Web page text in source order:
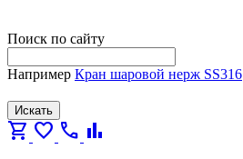
Поиск по сайту
Например Кран шаровой нерж SS316
Искать
shopping_cart favorite call bar_chart